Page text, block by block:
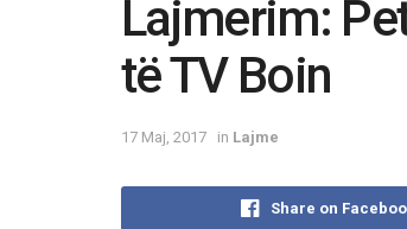
Lajmerim:
të TV Boin
17 Maj, 2017 in Lajme
Share on